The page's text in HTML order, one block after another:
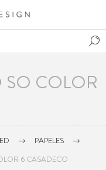
SO COLOR
PAPELES
6 CASADECO